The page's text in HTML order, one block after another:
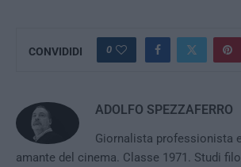
CONVIDIDI 0
ADOLFO SPEZZAFERRO
Giornalista professionista
amante del cinema. Classe 1971. Studi